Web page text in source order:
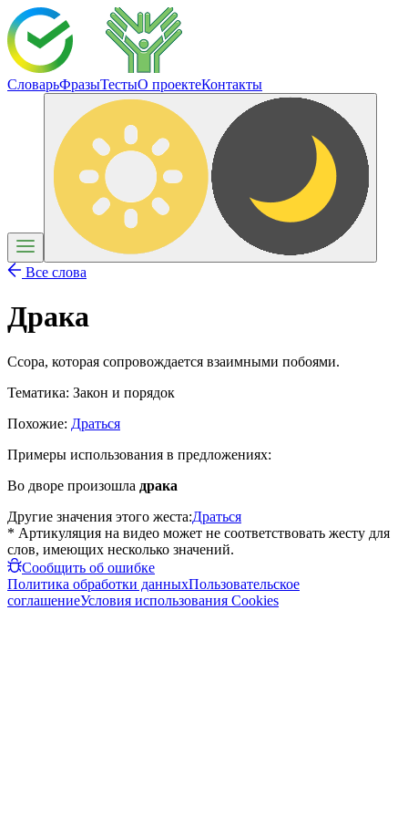
СловарьФразыТестыО проектеКонтакты
Все слова
Драка
Ссора, которая сопровождается взаимными побоями.
Тематика: Закон и порядок
Похожие: Драться
Примеры использования в предложениях:
Во дворе произошла драка
Другие значения этого жеста:Драться
* Артикуляция на видео может не соответствовать жесту для
слов, имеющих несколько значений.
Сообщить об ошибке
Политика обработки данныхПользовательское
соглашениеУсловия использования Cookies